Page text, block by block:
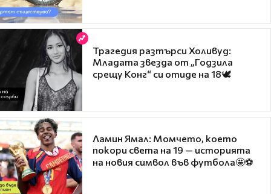
Трагедия разтърси Холивуд:
Младата звезда от „Годзила
срещу Конг“ си отиде на 18🕊️
Ламин Ямал: Момчето, което
покори света на 19 — историята
на новия символ във футбола🤩⚽